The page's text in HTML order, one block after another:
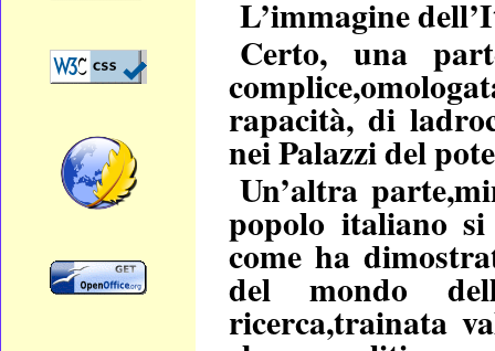
L’immagine
Certo, una
rapacità, di
nei Palazzi del
Un’altra
popolo italiano
come ha
del mondo
ricerca,trainata